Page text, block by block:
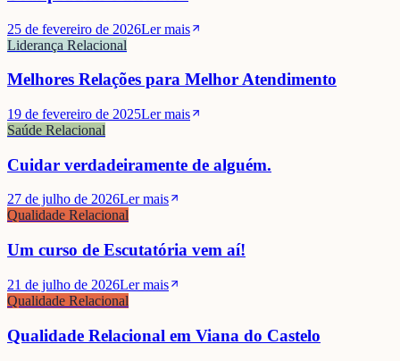
25 de fevereiro de 2026Ler mais
Liderança Relacional
Melhores Relações para Melhor Atendimento
19 de fevereiro de 2025Ler mais
Saúde Relacional
Cuidar verdadeiramente de alguém.
27 de julho de 2026Ler mais
Qualidade Relacional
Um curso de Escutatória vem aí!
21 de julho de 2026Ler mais
Qualidade Relacional
Qualidade Relacional em Viana do Castelo